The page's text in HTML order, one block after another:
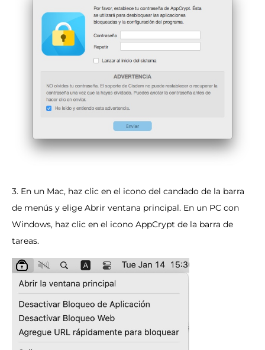
3. En un Mac, haz clic en el icono del candado de la barra
de menús y elige Abrir ventana principal. En un PC con
Windows, haz clic en el icono AppCrypt de la barra de
tareas.